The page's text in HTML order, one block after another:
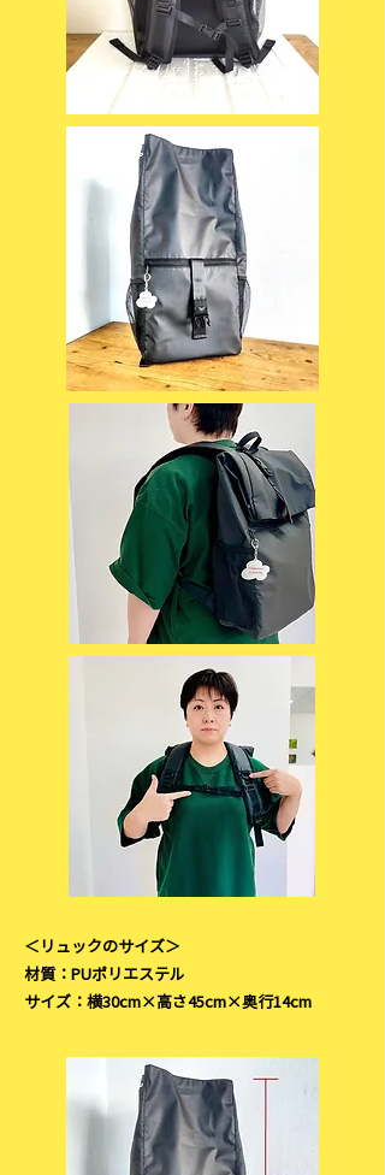
＜リュックのサイズ＞
材質：PUポリエステル
サイズ：横30cm×高さ45cm×奥行14cm